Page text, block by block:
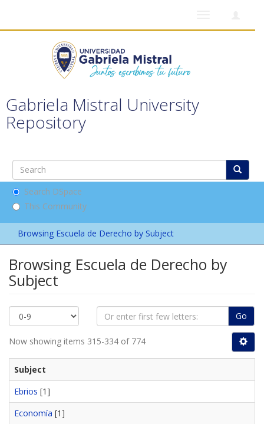
Gabriela Mistral University
Repository
Search DSpace
This Community
Browsing Escuela de Derecho by Subject
Browsing Escuela de Derecho by
Subject
Go
Now showing items 315-334 of 774
Subject
Ebrios [1]
Economía [1]